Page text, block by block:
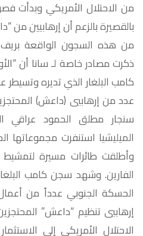
من الاحتلال الأمريكي وبدأت
بالقصيرة بالزعم أن إرهابيين من
من هذه السجون الواقعة
ذكرت مصادر خاصة لـ سانا أن
كامب البلغار الذي تديره
عدد من إرهابيي (داعش)
سنجار مطلق الحمود عراقي
الميليشيا استنفرت مجموعاتها
وأطلقت طائرات مسيرة لتمشيط
الفارين. وشهد سجن كامب
الحسكة الجنوبي عدداً من
إرهابيي تنظيم “داعش”
الاحتلال الأمريكي إلى